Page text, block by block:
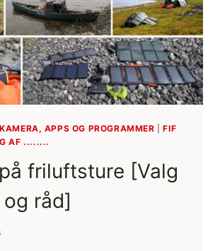
APPS OG PROGRAMMER |FIF
AF ........
friluftsture [Valg
råd]